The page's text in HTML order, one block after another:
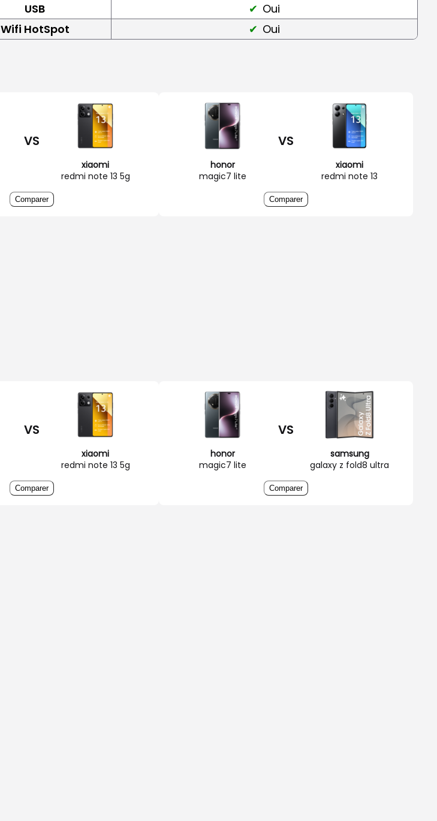
USB
Oui
Wifi HotSpot Oui
VS
xiaomi
redmi note 13 5g
Comparer
honor
magic7 lite
VS
xiaomi
redmi note 13
Comparer
VS
xiaomi
redmi note 13 5g
Comparer
honor
magic7 lite
VS
samsung
galaxy z fold8 ultra
Comparer